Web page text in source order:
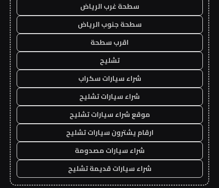
سطحة غرب الرياض
سطحة جنوب الرياض
اقرب سطحة
تشليح
شراء سيارات سكراب
شراء سيارات تشليح
موقع شراء سيارات تشليح
ارقام يشترون سيارات تشليح
شراء سيارات مصدومة
شراء سيارات قديمة تشليح